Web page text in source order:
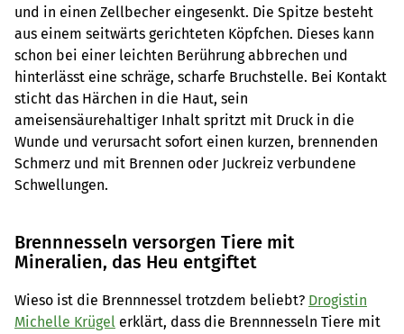
und in einen Zellbecher eingesenkt. Die Spitze besteht
aus einem seitwärts gerichteten Köpfchen. Dieses kann
schon bei einer leichten Berührung abbrechen und
hinterlässt eine schräge, scharfe Bruchstelle. Bei Kontakt
sticht das Härchen in die Haut, sein
ameisensäurehaltiger Inhalt spritzt mit Druck in die
Wunde und verursacht sofort einen kurzen, brennenden
Schmerz und mit Brennen oder Juckreiz verbundene
Schwellungen.
Brennnesseln versorgen Tiere mit
Mineralien, das Heu entgiftet
Wieso ist die Brennnessel trotzdem beliebt? Drogistin
Michelle Krügel erklärt, dass die Brennnesseln Tiere mit